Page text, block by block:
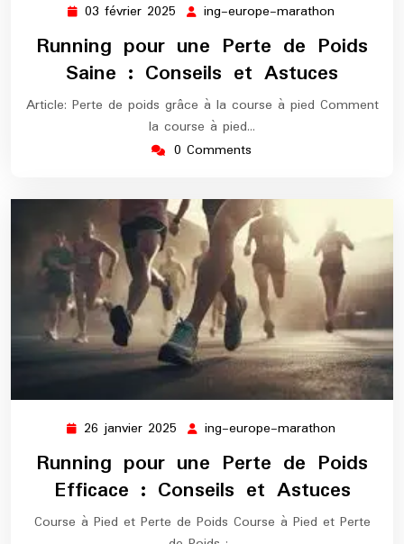
03 février 2025 03
2025
ing-europe-marathon
europe-
marathon
Running pour une Perte de Poids
Saine : Conseils et Astuces
Article: Perte de poids grâce à la course à pied Comment
la course à pied…
0 Comments
26 janvier 2025 26
2025
ing-europe-marathon
europe-
marathon
Running pour une Perte de Poids
Efficace : Conseils et Astuces
Course à Pied et Perte de Poids Course à Pied et Perte